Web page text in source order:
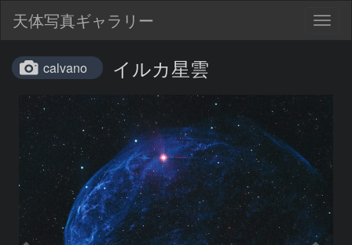
天体写真ギャラリー
calvano イルカ星雲